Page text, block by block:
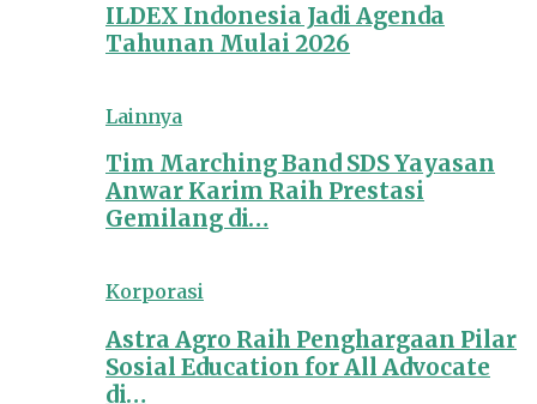
ILDEX Indonesia Jadi Agenda
Tahunan Mulai 2026
Lainnya
Tim Marching Band SDS Yayasan
Anwar Karim Raih Prestasi
Gemilang di…
Korporasi
Astra Agro Raih Penghargaan Pilar
Sosial Education for All Advocate
di…